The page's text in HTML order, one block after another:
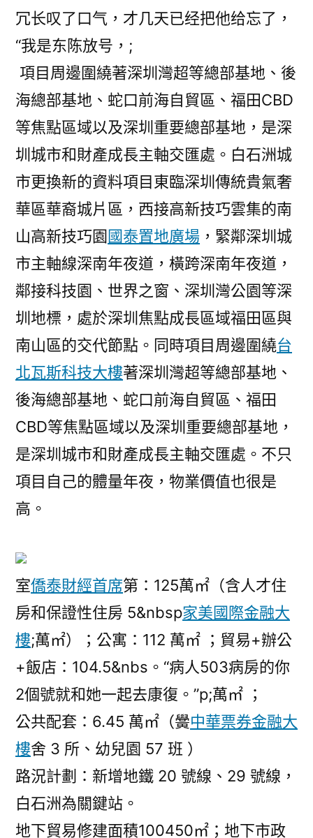
冗长叹了口气，才几天已经把他给忘了，
“我是东陈放号，;
項目周邊圍繞著深圳灣超等總部基地、後
海總部基地、蛇口前海自貿區、福田CBD
等焦點區域以及深圳重要總部基地，是深
圳城市和財產成長主軸交匯處。白石洲城
市更換新的資料項目東臨深圳傳統貴氣奢
華區華裔城片區，西接高新技巧雲集的南
山高新技巧園國泰置地廣場 ，緊鄰深圳城
市主軸線深南年夜道，橫跨深南年夜道，
鄰接科技園、世界之窗、深圳灣公園等深
圳地標，處於深圳焦點成長區域福田區與
南山區的交代節點。同時項目周邊圍繞台
北瓦斯科技大樓著深圳灣超等總部基地、
後海總部基地、蛇口前海自貿區、福田
CBD等焦點區域以及深圳重要總部基地，
是深圳城市和財產成長主軸交匯處。不只
項目自己的體量年夜，物業價值也很是
高。
室僑泰財經首席第：125萬㎡（含人才住
房和保證性住房 5&nbsp家美國際金融大
樓;萬㎡）；公寓：112 萬㎡ ；貿易+辦公
+飯店：104.5&nbs。“病人503病房的你
2個號就和她一起去康復。”p;萬㎡ ；
公共配套：6.45 萬㎡（黌中華票券金融大
樓舍 3 所、幼兒園 57 班 ）
路況計劃：新增地鐵 20 號線、29 號線，
白石洲為關鍵站。
地下貿易修建面積100450㎡；地下市政